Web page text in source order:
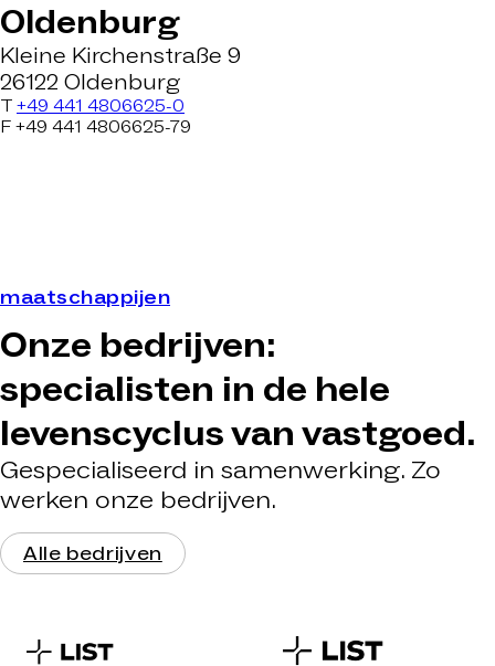
Oldenburg
Kleine Kirchenstraße 9
26122 Oldenburg
T +49 441 4806625-0
F +49 441 4806625-79
maatschappijen
Onze bedrijven:
specialisten in de hele
levenscyclus van vastgoed.
Gespecialiseerd in samenwerking. Zo
werken onze bedrijven.
Alle bedrijven